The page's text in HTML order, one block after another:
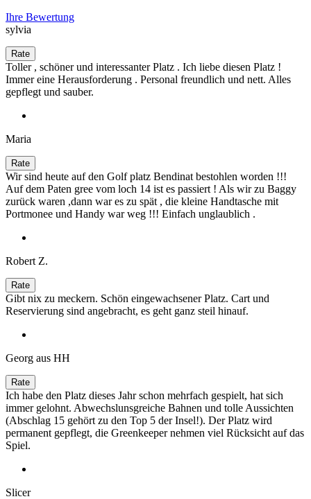
Ihre Bewertung
sylvia
Toller , schöner und interessanter Platz . Ich liebe diesen Platz !
Immer eine Herausforderung . Personal freundlich und nett. Alles
gepflegt und sauber.
Maria
Wir sind heute auf den Golf platz Bendinat bestohlen worden !!!
Auf dem Paten gree vom loch 14 ist es passiert ! Als wir zu Baggy
zurück waren ,dann war es zu spät , die kleine Handtasche mit
Portmonee und Handy war weg !!! Einfach unglaublich .
Robert Z.
Gibt nix zu meckern. Schön eingewachsener Platz. Cart und
Reservierung sind angebracht, es geht ganz steil hinauf.
Georg aus HH
Ich habe den Platz dieses Jahr schon mehrfach gespielt, hat sich
immer gelohnt. Abwechslunsgreiche Bahnen und tolle Aussichten
(Abschlag 15 gehört zu den Top 5 der Insel!). Der Platz wird
permanent gepflegt, die Greenkeeper nehmen viel Rücksicht auf das
Spiel.
Slicer